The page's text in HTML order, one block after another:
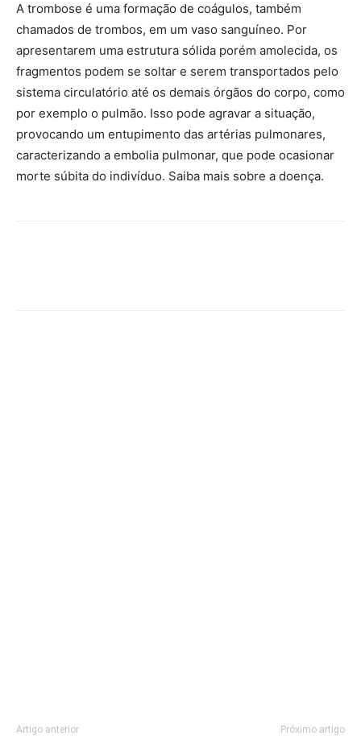
A trombose é uma formação de coágulos, também
chamados de trombos, em um vaso sanguíneo. Por
apresentarem uma estrutura sólida porém amolecida, os
fragmentos podem se soltar e serem transportados pelo
sistema circulatório até os demais órgãos do corpo, como
por exemplo o pulmão. Isso pode agravar a situação,
provocando um entupimento das artérias pulmonares,
caracterizando a embolia pulmonar, que pode ocasionar
morte súbita do indivíduo. Saiba mais sobre a doença.
Artigo anterior Próximo artigo